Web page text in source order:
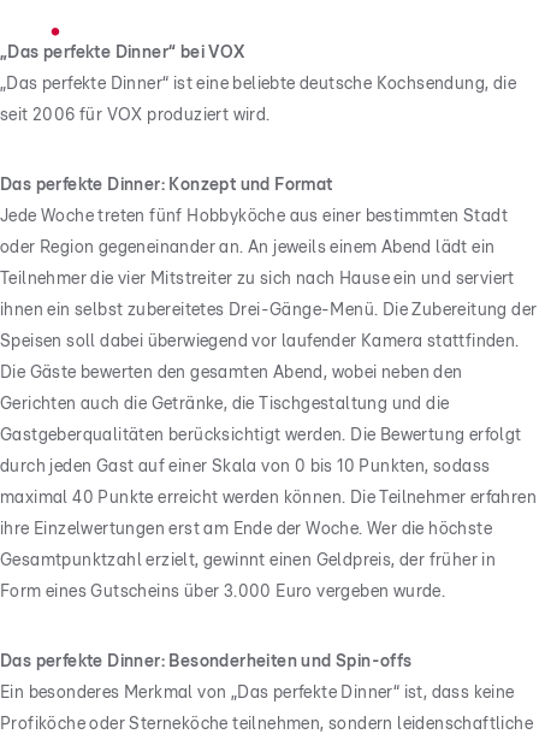
„Das perfekte Dinner“ bei VOX
„Das perfekte Dinner“ ist eine beliebte deutsche Kochsendung, die
seit 2006 für VOX produziert wird.
Das perfekte Dinner: Konzept und Format
Jede Woche treten fünf Hobbyköche aus einer bestimmten Stadt
oder Region gegeneinander an. An jeweils einem Abend lädt ein
Teilnehmer die vier Mitstreiter zu sich nach Hause ein und serviert
ihnen ein selbst zubereitetes Drei-Gänge-Menü. Die Zubereitung der
Speisen soll dabei überwiegend vor laufender Kamera stattfinden.
Die Gäste bewerten den gesamten Abend, wobei neben den
Gerichten auch die Getränke, die Tischgestaltung und die
Gastgeberqualitäten berücksichtigt werden. Die Bewertung erfolgt
durch jeden Gast auf einer Skala von 0 bis 10 Punkten, sodass
maximal 40 Punkte erreicht werden können. Die Teilnehmer erfahren
ihre Einzelwertungen erst am Ende der Woche. Wer die höchste
Gesamtpunktzahl erzielt, gewinnt einen Geldpreis, der früher in
Form eines Gutscheins über 3.000 Euro vergeben wurde.
Das perfekte Dinner: Besonderheiten und Spin-offs
Ein besonderes Merkmal von „Das perfekte Dinner“ ist, dass keine
Profiköche oder Sterneköche teilnehmen, sondern leidenschaftliche